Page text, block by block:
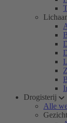
Drogisterij
Alle